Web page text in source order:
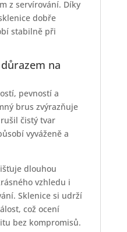
z servírování. Díky
dobře
stabilně při
na
pevností a
brus zvýrazňuje
čistý tvar
vyváženě a
dlouhou
vzhledu i
Sklenice si udrží
což ocení
bez kompromisů.